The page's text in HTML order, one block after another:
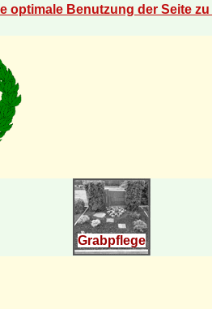
optimale Benutzung der Seite
Grabpflege